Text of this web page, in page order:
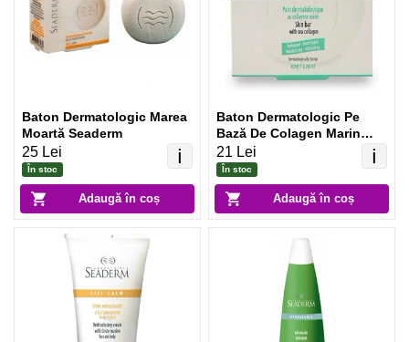
Adaugă în coș
ℹ️
Baton Dermatologic Marea
Moartă Seaderm
25 Lei
În stoc
Adaugă în coș
ℹ️
Baton Dermatologic Pe
Bază De Colagen Marin
Seaderm
21 Lei
În stoc